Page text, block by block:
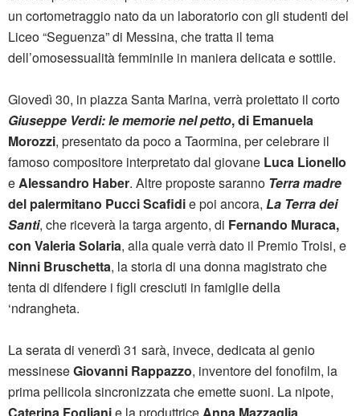
un cortometraggio nato da un laboratorio con gli studenti del
Liceo “Seguenza” di Messina, che tratta il tema
dell’omosessualità femminile in maniera delicata e sottile.
Giovedì 30, in piazza Santa Marina, verrà proiettato il corto
Giuseppe Verdi: le memorie nel petto, di Emanuela
Morozzi, presentato da poco a Taormina, per celebrare il
famoso compositore interpretato dal giovane Luca Lionello
eAlessandro Haber. Altre proposte saranno Terra madre
del palermitano Pucci Scafidie poi ancora, La Terra dei
Santi, che riceverà la targa argento, di Fernando Muraca,
con Valeria Solaria, alla quale verrà dato il Premio Troisi, e
Ninni Bruschetta, la storia di una donna magistrato che
tenta di difendere i figli cresciuti in famiglie della
‘ndrangheta.
La serata di venerdì 31 sarà, invece, dedicata al genio
messineseGiovanni Rappazzo, inventore del fonofilm, la
prima pellicola sincronizzata che emette suoni. La nipote,